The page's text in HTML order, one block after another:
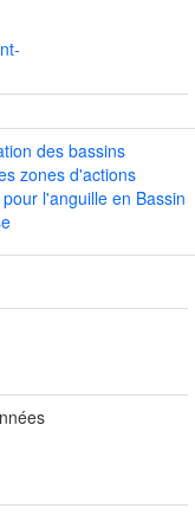
des bassins
zones d'actions
l'anguille en Bassin